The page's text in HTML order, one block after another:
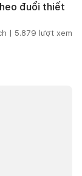
đuổi thiết
| 5.879 lượt xem